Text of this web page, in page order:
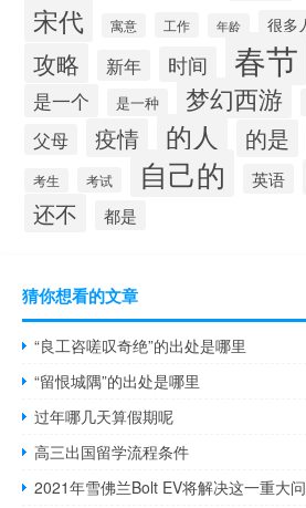
宋代 寓意 工作 年龄 很多
攻略 新年 时间 春节
是一个 是一种 梦幻西游
父母 疫情 的人 的是
考生 考试 自己的 英语
还不 都是
猜你想看的文章
“良工咨嗟叹奇绝”的出处是哪里
“留恨城隅”的出处是哪里
过年哪几天算假期呢
高三出国留学流程条件
2021年雪佛兰Bolt EV将解决这一重大